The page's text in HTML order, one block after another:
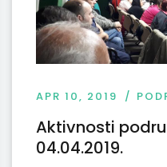
APR 10, 2019
Aktivnosti
04.04.2019.